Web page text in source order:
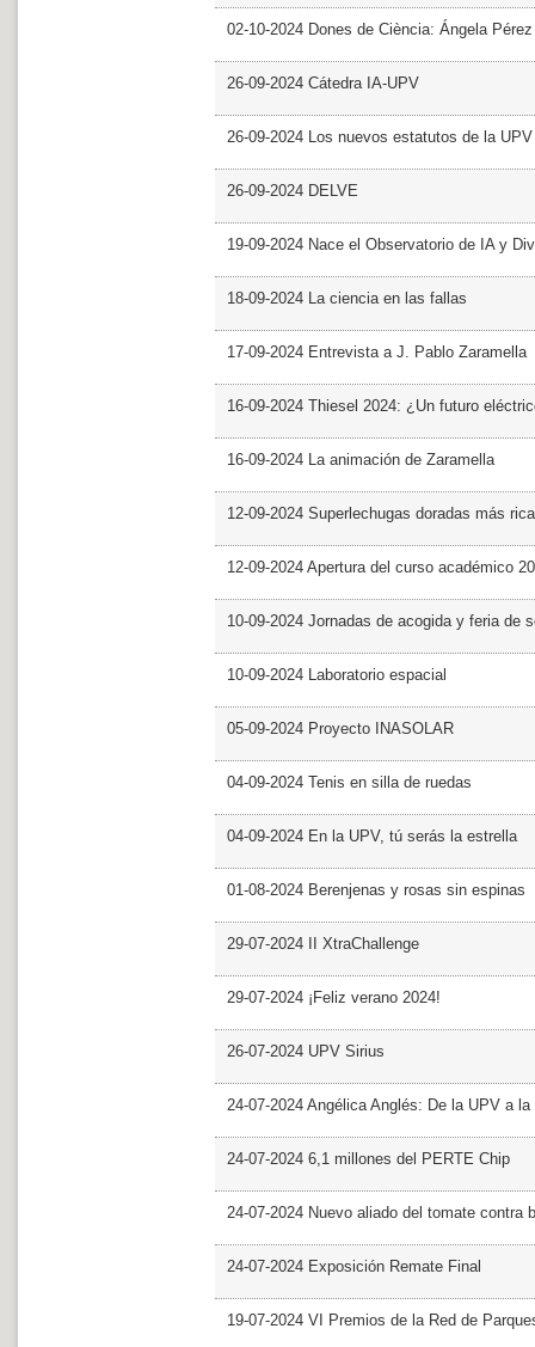
02-10-2024 Dones de Ciència: Ángela Pérez
26-09-2024 Cátedra IA-UPV
26-09-2024 Los nuevos estatutos de la
26-09-2024 DELVE
19-09-2024 Nace el Observatorio de IA y
18-09-2024 La ciencia en las fallas
17-09-2024 Entrevista a J. Pablo Zaramella
16-09-2024 Thiesel 2024: ¿Un futuro
16-09-2024 La animación de Zaramella
12-09-2024 Superlechugas doradas más
12-09-2024 Apertura del curso académico
10-09-2024 Jornadas de acogida y feria de
10-09-2024 Laboratorio espacial
05-09-2024 Proyecto INASOLAR
04-09-2024 Tenis en silla de ruedas
04-09-2024 En la UPV, tú serás la estrella
01-08-2024 Berenjenas y rosas sin espinas
29-07-2024 II XtraChallenge
29-07-2024 ¡Feliz verano 2024!
26-07-2024 UPV Sirius
24-07-2024 Angélica Anglés: De la UPV a
24-07-2024 6,1 millones del PERTE Chip
24-07-2024 Nuevo aliado del tomate contra
24-07-2024 Exposición Remate Final
19-07-2024 VI Premios de la Red de